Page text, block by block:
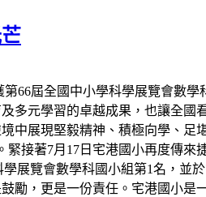
66屆全國中小學科學展覽會數
多元學習的卓越成果，也讓全國
中展現堅毅精神、積極向學、足
接著7月17日宅港國小再度傳來
展覽會數學科國小組第1名，並
勵，更是一份責任。宅港國小是